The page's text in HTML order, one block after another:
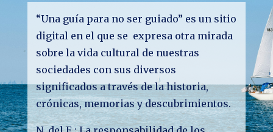
“Una guía para no ser guiado” es un sitio
digital en el que se expresa otra mirada
sobre la vida cultural de nuestras
sociedades con sus diversos
significados a través de la historia,
crónicas, memorias y descubrimientos.